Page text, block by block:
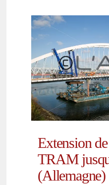
Extension
TRAM
(Allemagne)